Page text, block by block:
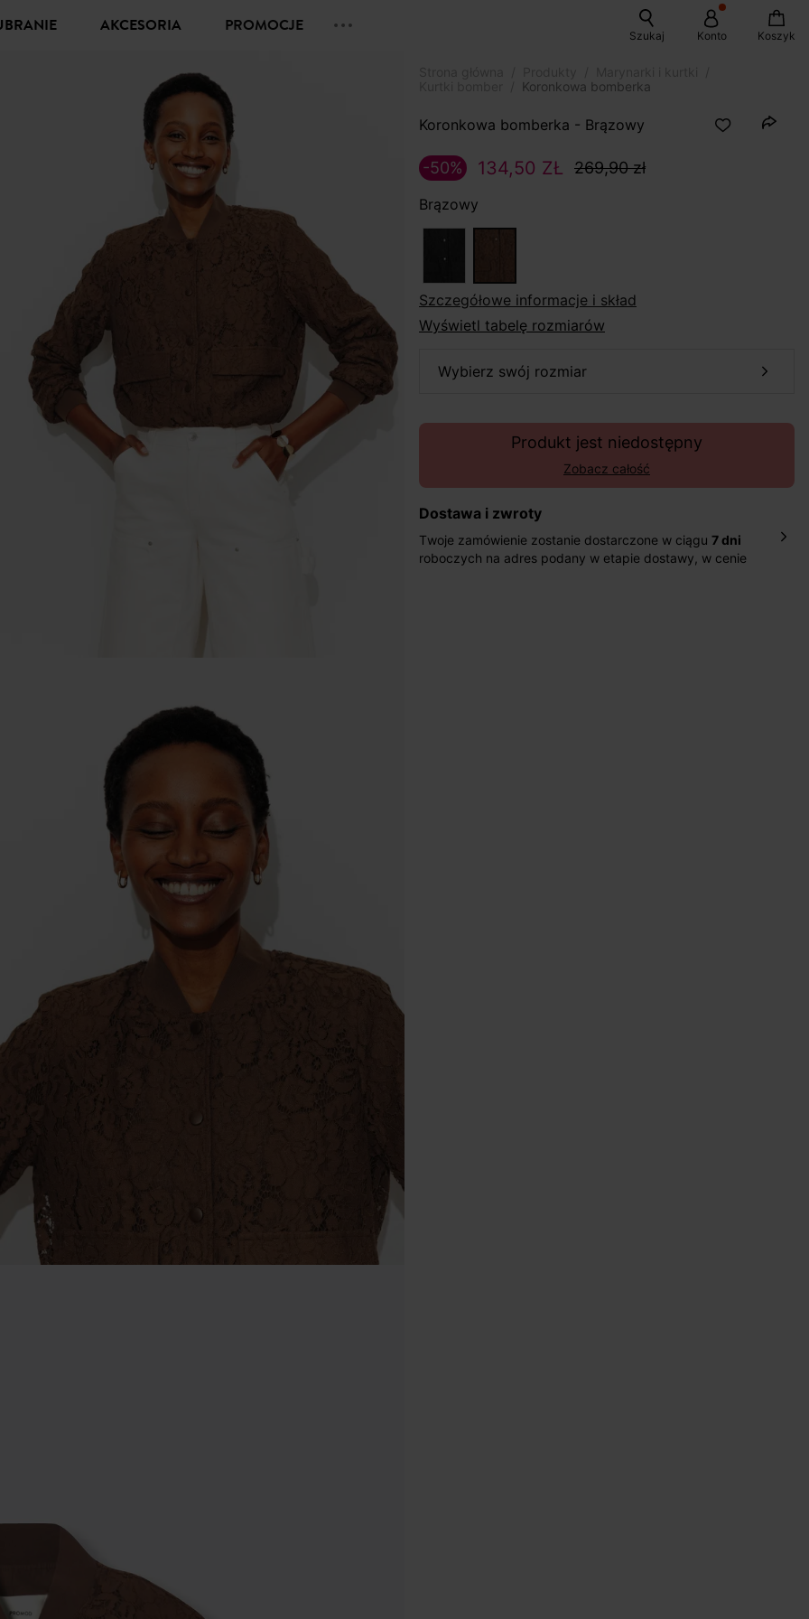
UBRANIE AKCESORIA PROMOCJE Szukaj Konto Koszyk
Koronkowa bomberka
Koronkowa bomberka - Brązowy
134,50 ZŁ 269,90 zł
-50%
Brązowy
szczegółowe informacje i skład
Wyświetl tabelę rozmiarów
wybierz swój rozmiar
Produkt jest niedostępny
Zobacz całość
Dostawa i zwroty
Twoje zamówienie zostanie dostarczone w ciągu 7 dni
roboczych na adres podany w etapie dostawy, w cenie